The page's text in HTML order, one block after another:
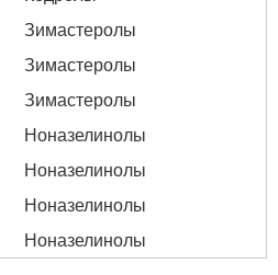
Зимастеролы
Зимастеролы
Зимастеролы
Ноназелинолы
Ноназелинолы
Ноназелинолы
Ноназелинолы